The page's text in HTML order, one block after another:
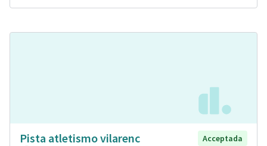
Pista atletismo vilarenc
Acceptada